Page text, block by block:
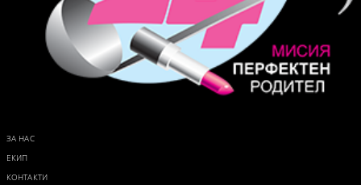
ЗА НАС
ЕКИП
КОНТАКТИ